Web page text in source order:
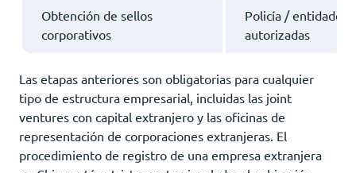
Obtención de sellos
corporativos
Policía / entidades
autorizadas
Las etapas anteriores son obligatorias para cualquier
tipo de estructura empresarial, incluidas las joint
ventures con capital extranjero y las oficinas de
representación de corporaciones extranjeras. El
procedimiento de registro de una empresa extranjera